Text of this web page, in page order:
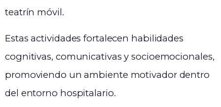
teatrín móvil.
Estas actividades fortalecen habilidades
cognitivas, comunicativas y socioemocionales,
promoviendo un ambiente motivador dentro
del entorno hospitalario.